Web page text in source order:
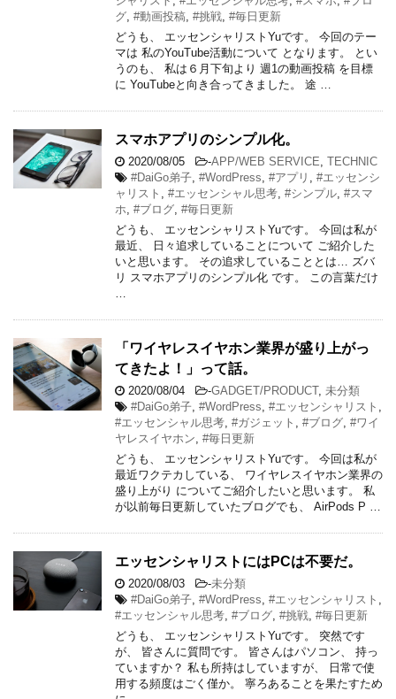
グ, #動画投稿, #挑戦, #毎日更新
どうも、 エッセンシャリストYuです。 今回のテー
マは 私のYouTube活動について となります。 とい
うのも、 私は６月下旬より 週1の動画投稿 を目標
に YouTubeと向き合ってきました。 途 …
スマホアプリのシンプル化。
2020/08/05 -APP/WEB SERVICE, TECHNIC
#DaiGo弟子, #WordPress, #アプリ , #エッセンシ
ャリスト , #エッセンシャル思考, #シンプル, #スマ
ホ, #ブログ, #毎日更新
どうも、 エッセンシャリストYuです。 今回は私が
最近、 日々追求していることについて ご紹介した
いと思います。 その追求していることとは… ズバ
リ スマホアプリのシンプル化 です。 この言葉だけ
…
「ワイヤレスイヤホン業界が盛り上がっ
てきたよ！」って話。
2020/08/04 -GADGET/PRODUCT, 未分類
#DaiGo弟子, #WordPress, #エッセンシャリスト ,
#エッセンシャル思考, #ガジェット , #ブログ, #ワイ
ヤレスイヤホン, #毎日更新
どうも、 エッセンシャリストYuです。 今回は私が
最近ワクテカしている、 ワイヤレスイヤホン業界の
盛り上がり についてご紹介したいと思います。 私
が以前毎日更新していたブログでも、 AirPods P …
エッセンシャリストにはPCは不要だ。
2020/08/03 -未分類
#DaiGo弟子, #WordPress, #エッセンシャリスト ,
#エッセンシャル思考, #ブログ, #挑戦, #毎日更新
どうも、 エッセンシャリストYuです。 突然です
が、 皆さんに質問です。 皆さんはパソコン、 持っ
ていますか？ 私も所持はしていますが、 日常で使
用する頻度はごく僅か。 寧ろあることを果たすため